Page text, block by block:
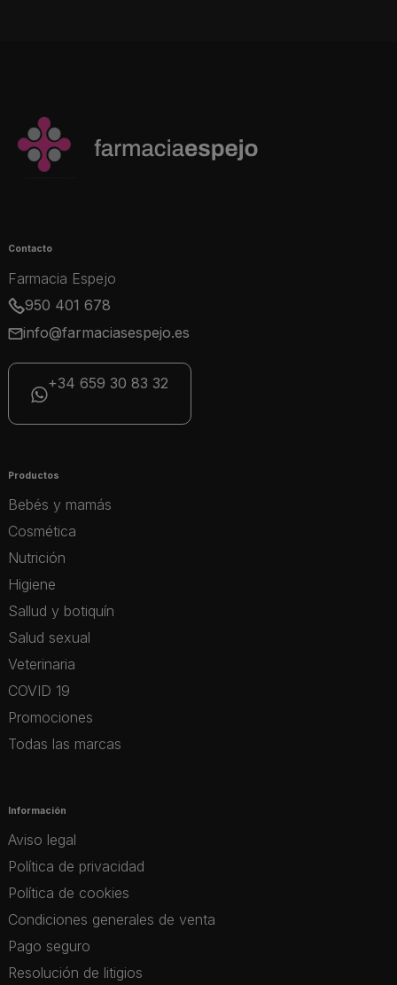
Contacto
Farmacia Espejo
950 401 678
info@farmaciasespejo.es
+34 659 30 83 32
Productos
Bebés y mamás
Cosmética
Nutrición
Higiene
Sallud y botiquín
Salud sexual
Veterinaria
COVID 19
Promociones
Todas las marcas
Información
Aviso legal
Política de privacidad
Política de cookies
Condiciones generales de venta
Pago seguro
Resolución de litigios